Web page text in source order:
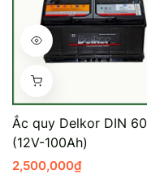
Ắc quy Delkor DIN
(12V-100Ah)
2,500,000₫